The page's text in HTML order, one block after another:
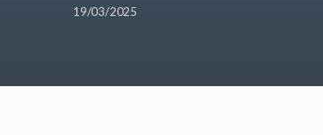
19/03/2025